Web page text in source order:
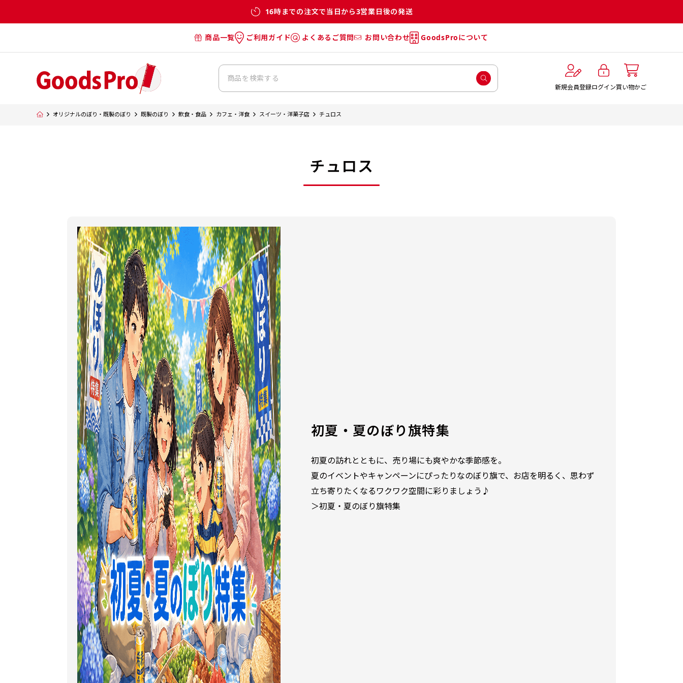
16時までの注文で当日から3営業日後の発送
商品一覧
オリジナルのぼり
オリジナルタオル
横断幕・懸垂幕
ご利用ガイド
のぼりのご利用ガイド
Tシャツのご利用ガイド
よくあるご質問
のぼりのよくあるご質問
お問い合わせ GoodsProについて
新規会員登録ログイン買い物かご
オリジナルのぼり・既製のぼり 既製のぼり 飲食・食品 カフェ・洋食 スイーツ・洋菓子店 チュロス
チュロス
初夏・夏のぼり旗特集
初夏の訪れとともに、売り場にも爽やかな季節感を。
夏のイベントやキャンペーンにぴったりなのぼり旗で、お店を明るく、思わず
立ち寄りたくなるワクワク空間に彩りましょう♪
＞初夏・夏のぼり旗特集